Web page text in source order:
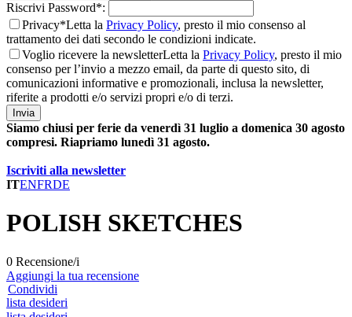
Riscrivi Password*:
Privacy*Letta la Privacy Policy, presto il mio consenso al
trattamento dei dati secondo le condizioni indicate.
Voglio ricevere la newsletterLetta la Privacy Policy, presto il mio
consenso per l’invio a mezzo email, da parte di questo sito, di
comunicazioni informative e promozionali, inclusa la newsletter,
riferite a prodotti e/o servizi propri e/o di terzi.
Invia
Siamo chiusi per ferie da venerdì 31 luglio a domenica 30 agosto
compresi. Riapriamo lunedì 31 agosto.
Iscriviti alla newsletter
ITENFRDE
POLISH SKETCHES
0 Recensione/i
Aggiungi la tua recensione
Condividi
lista desideri